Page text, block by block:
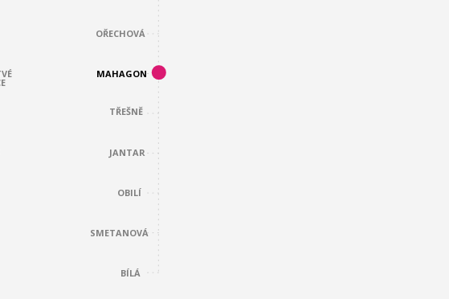
OŘECHOVÁ
MAHAGON
TŘEŠNĚ
JANTAR
OBILÍ
SMETANOVÁ
BÍLÁ